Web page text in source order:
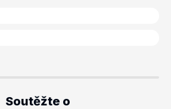
Soutěžte o